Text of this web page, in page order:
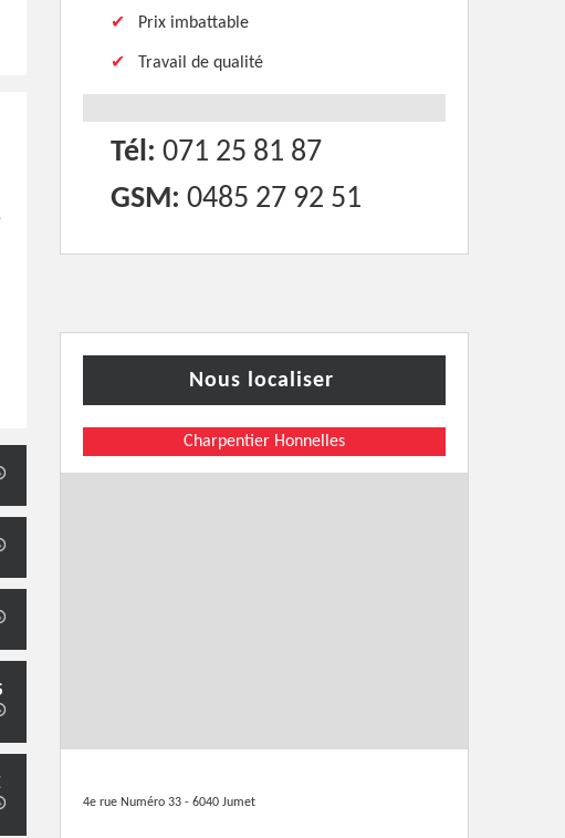
Prix imbattable
Travail de qualité
Tél: 071 25 81 87
GSM: 0485 27 92 51
Nous localiser
Charpentier Honnelles
4e rue Numéro 33 - 6040 Jumet